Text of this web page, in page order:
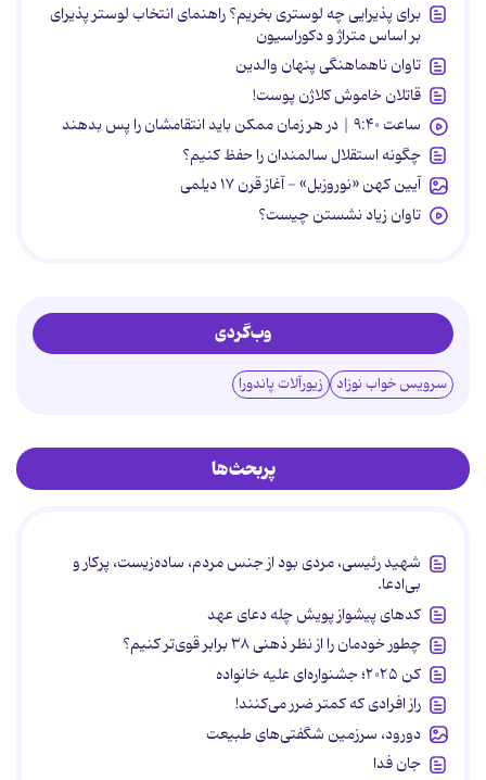
برای پذیرایی چه لوستری بخریم؟ راهنمای انتخاب لوستر پذیرای
بر اساس متراژ و دکوراسیون
تاوان ناهماهنگی پنهان والدین
قاتلان خاموش کلاژن پوست!
ساعت ۹:۴۰ | در هر زمان ممکن باید انتقامشان را پس بدهند
چگونه استقلال سالمندان را حفظ کنیم؟
آیین کهن «نوروزبل» - آغاز قرن ۱۷ دیلمی
تاوان زیاد نشستن چیست؟
وب‌گردی
سرویس خواب نوزاد زیورآلات پاندورا
پربحث‌ها
شهید رئیسی، مردی بود از جنس مردم، ساده‌زیست، پرکار و
بی‌ادعا.
کدهای پیشواز پویش چله دعای عهد
چطور خودمان را از نظر ذهنی ۳۸ برابر قوی‌تر کنیم؟
کن ۲۰۲۵؛ جشنواره‌ای علیه خانواده
راز افرادی که کمتر ضرر می‌کنند!
دورود، سرزمین شگفتی‌های طبیعت
جان فدا